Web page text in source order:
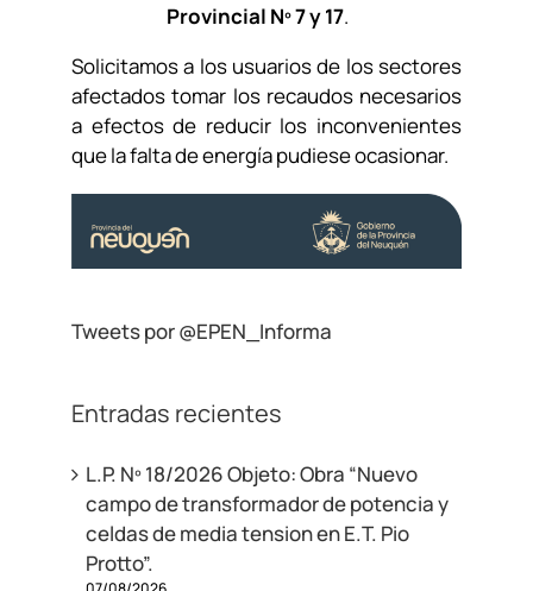
Provincial Nº 7 y 17.
Solicitamos a los usuarios de los sectores
afectados tomar los recaudos necesarios
a efectos de reducir los inconvenientes
que la falta de energía pudiese ocasionar.
Tweets por @EPEN_Informa
Entradas recientes
L.P. Nº 18/2026 Objeto: Obra “Nuevo
campo de transformador de potencia y
celdas de media tension en E.T. Pio
Protto”.